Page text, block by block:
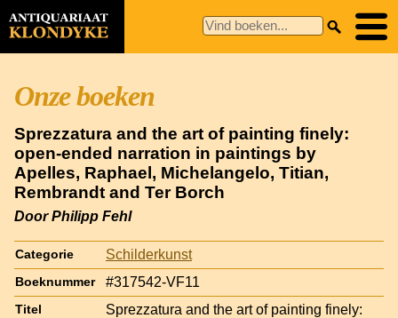
Onze boeken
Sprezzatura and the art of painting finely:
open-ended narration in paintings by
Apelles, Raphael, Michelangelo, Titian,
Rembrandt and Ter Borch
Door Philipp Fehl
Categorie Schilderkunst
Boeknummer #317542-VF11
Titel
Sprezzatura and the art of painting finely: